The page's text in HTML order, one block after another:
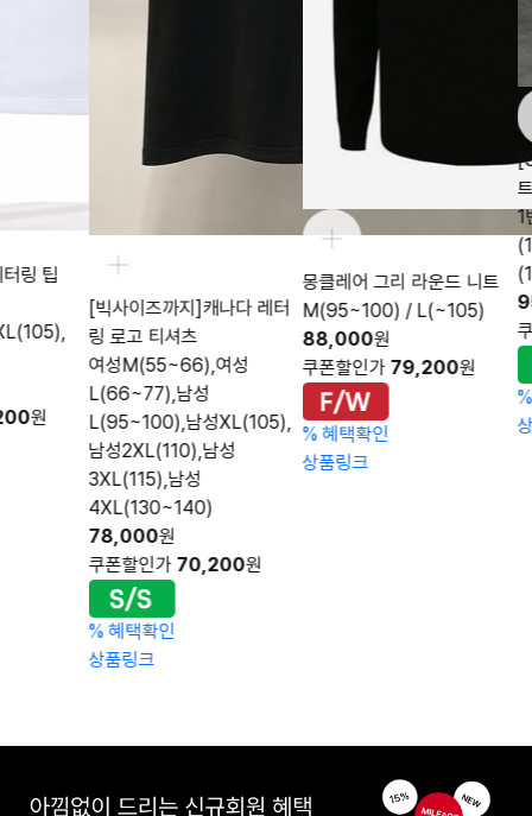
[빅사이즈까지]캐나다 레터
링 로고 티셔츠
여성M(55~66),여성
L(66~77),남성
L(95~100),남성XL(105),
남성2XL(110),남성
3XL(115),남성
4XL(130~140)
원
쿠폰할인가70,200 원
혜택확인
몽클레어 그리 라운드 니트
M(95~100) / L(~105)
88,000원
쿠폰할인가79,200 원
% 혜택확인
상품링크
[ST] 물결
트 헤비 울
1번
95,000
쿠폰할인
혜택확